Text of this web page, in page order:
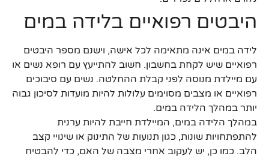
היבטים רפואיים בלידה במים
לידה במים אינה מתאימה לכל אישה, וישנם מספר היבטים
רפואיים שיש לקחת בחשבון. חשוב להתייעץ עם רופא נשים או
עם מיילדת מנוסה לפני קבלת ההחלטה. נשים עם סיבוכים
רפואיים או מצבים מסוימים עלולות להיות מועדות לסיכון גבוה
יותר במהלך הלידה במים.
במהלך הלידה במים, המיילדת חייבת להיות ערנית
להתפתחויות שונות, כגון תנועות של התינוק או שינויי קצב
הלב. כמו כן, יש לעקוב אחרי מצבה של האם, כדי להבטיח